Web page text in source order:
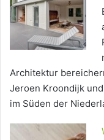
Architektur
Jeroen Kroondijk
im Süden der